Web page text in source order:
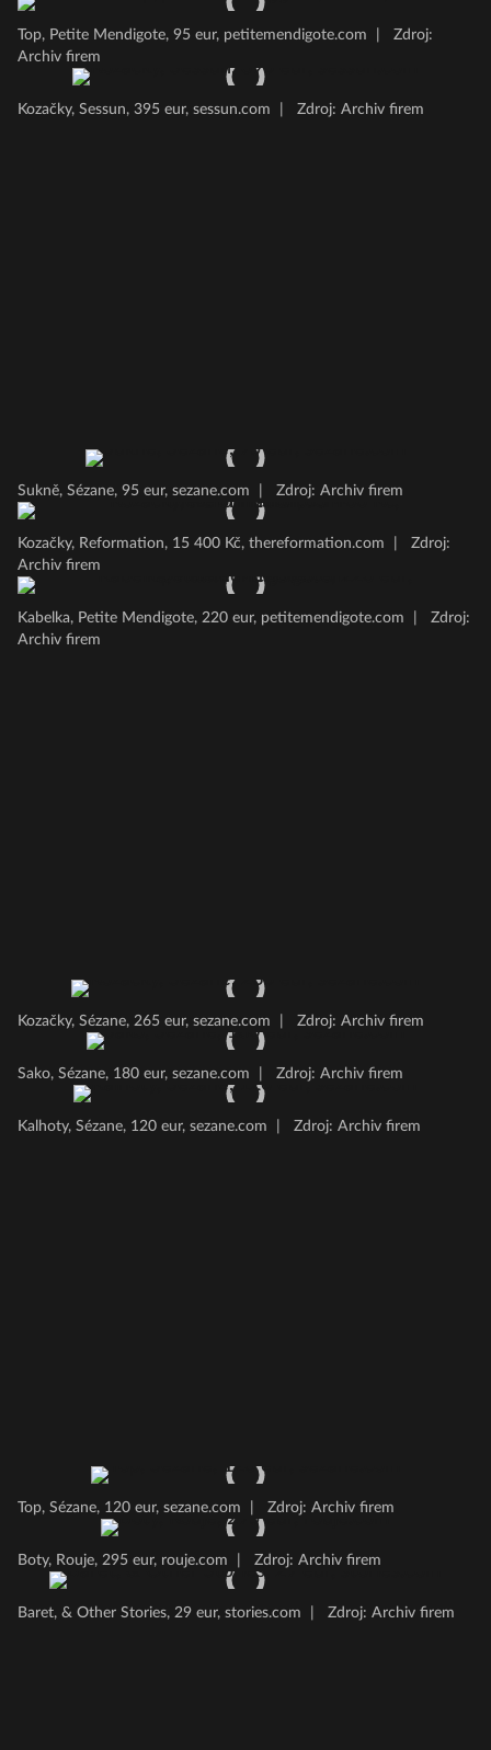
Top, Petite Mendigote, 95 eur, petitemendigote.com
Zdroj:
Archiv firem
Kozačky, Sessun, 395 eur, sessun.com Zdroj: Archiv firem
Sukně, Sézane, 95 eur, sezane.com Zdroj: Archiv firem
Kozačky, Reformation, 15 400 Kč, thereformation.com
Zdroj:
Archiv firem
Kabelka, Petite Mendigote, 220 eur, petitemendigote.com
Zdroj:
Archiv firem
Kozačky, Sézane, 265 eur, sezane.com Zdroj: Archiv firem
Sako, Sézane, 180 eur, sezane.com Zdroj: Archiv firem
Kalhoty, Sézane, 120 eur, sezane.com Zdroj: Archiv firem
Top, Sézane, 120 eur, sezane.com Zdroj: Archiv firem
Boty, Rouje, 295 eur, rouje.com Zdroj: Archiv firem
Baret, & Other Stories, 29 eur, stories.com Zdroj: Archiv firem